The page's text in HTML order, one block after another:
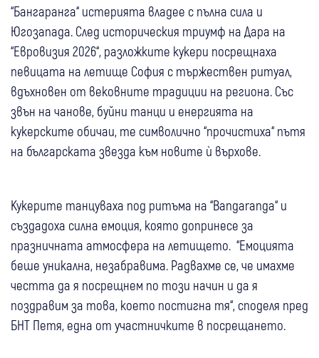
“Бангаранга“ истерията владее с пълна сила и
Югозапада. След историческия триумф на Дара на
“Евровизия 2026“, разложките кукери посрещнаха
певицата на летище София с тържествен ритуал,
вдъхновен от вековните традиции на региона. Със
звън на чанове, буйни танци и енергията на
кукерските обичаи, те символично “прочистиха“ пътя
на българската звезда към новите ѝ върхове.
Кукерите танцуваха под ритъма на “Bangaranga“ и
създадоха силна емоция, която допринесе за
празничната атмосфера на летището. “Емоцията
беше уникална, незабравима. Радвахме се, че имахме
честта да я посрещнем по този начин и да я
поздравим за това, което постигна тя“, споделя пред
БНТ Петя, една от участничките в посрещането.